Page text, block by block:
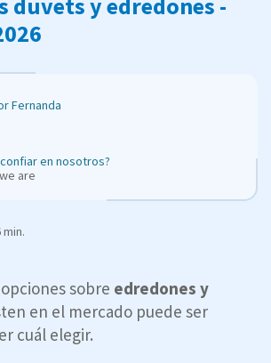
Fernanda
en nosotros?
are
min.
sobre edredones y
en el mercado puede ser
cuál elegir.